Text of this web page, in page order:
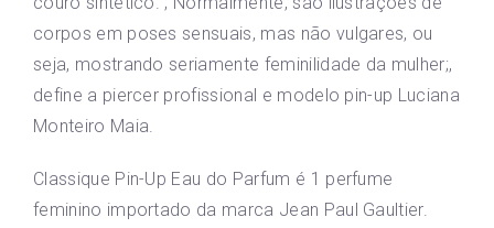
corpos em poses sensuais, mas não vulgares, ou
seja, mostrando seriamente feminilidade da mulher;,
define a piercer profissional e modelo pin-up Luciana
Monteiro Maia.
Classique Pin-Up Eau do Parfum é 1 perfume
feminino importado da marca Jean Paul Gaultier.